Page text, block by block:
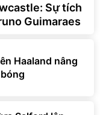
Sự tích
Guimaraes
Haaland nâng